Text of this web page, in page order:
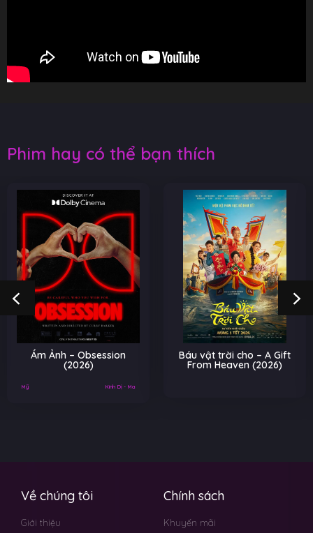
Phim hay có thể bạn thích
Ám Ảnh – Obsession
(2026)
Mỹ Kinh Dị - Ma
Báu vật trời cho – A Gift
From Heaven (2026)
Về chúng tôi
Giới thiệu
Chính sách
Khuyến mãi